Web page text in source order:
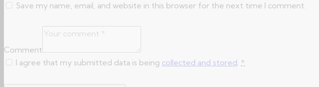
Save my name, email, and website in this browser for the next time I comment.
Comment
I agree that my submitted data is being collected and stored. *